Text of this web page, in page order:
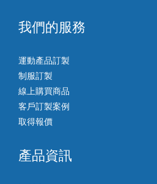
我們的服務
運動產品訂製
制服訂製
線上購買商品
客戶訂製案例
取得報價
產品資訊